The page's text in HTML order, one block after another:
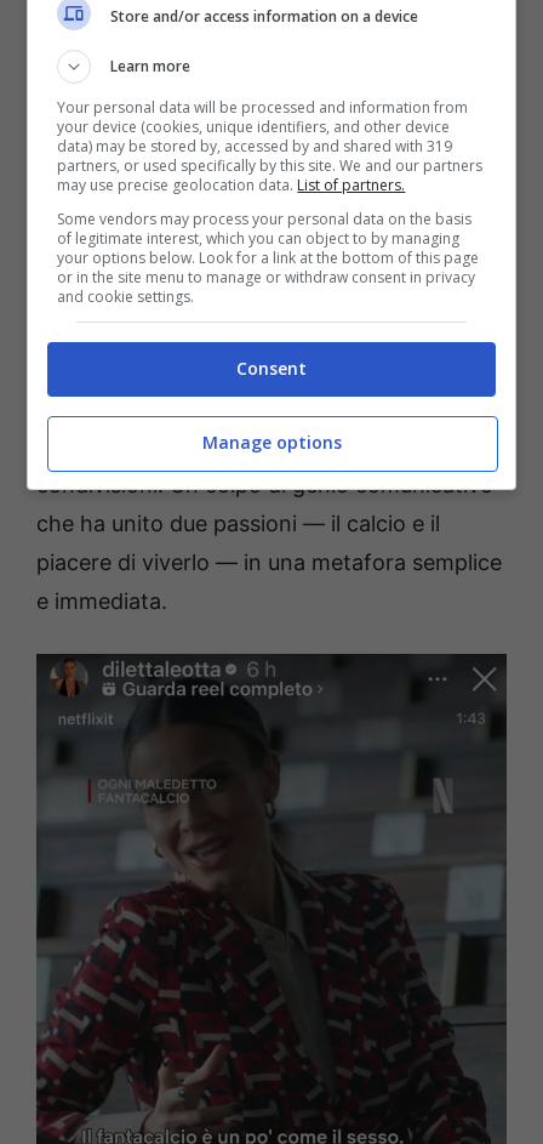
Di recente, in uno spot Netflix, Diletta ha
lanciato un paragone audace e irresistibile:
“Il fantacalcio è un po’ come il
se-sso: difficile da spiegare, ma
molto divertente da fare.”
battuta ha scatenato migliaia di commenti e
condivisioni. Un colpo di genio comunicativo
che ha unito due passioni — il calcio e il
piacere di viverlo — in una metafora semplice
e immediata.
Store and/or access information on a device
Learn more
Your personal data will be processed and information from
your device (cookies, unique identifiers, and other device
data) may be stored by, accessed by and shared with 319
partners, or used specifically by this site. We and our partners
may use precise geolocation data. List of partners.
Some vendors may process your personal data on the basis
of legitimate interest, which you can object to by managing
your options below. Look for a link at the bottom of this page
or in the site menu to manage or withdraw consent in privacy
and cookie settings.
Consent
Manage options